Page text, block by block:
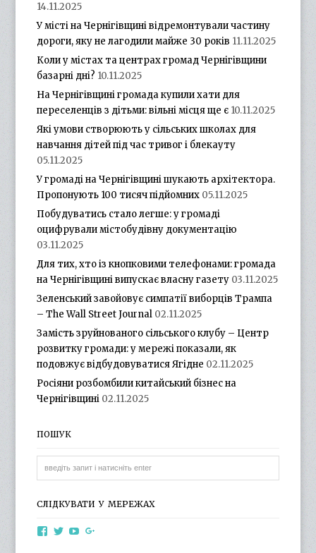
14.11.2025
У місті на Чернігівщині відремонтували частину
дороги, яку не лагодили майже 30 років 11.11.2025
Коли у містах та центрах громад Чернігівщини
базарні дні? 10.11.2025
На Чернігівщині громада купили хати для
переселенців з дітьми: вільні місця ще є 10.11.2025
Які умови створюють у сільських школах для
навчання дітей під час тривог і блекауту
05.11.2025
У громаді на Чернігівщині шукають архітектора.
Пропонують 100 тисяч підйомних 05.11.2025
Побудуватись стало легше: у громаді
оцифрували містобудівну документацію
03.11.2025
Для тих, хто із кнопковими телефонами: громада
на Чернігівщині випускає власну газету 03.11.2025
Зеленський завойовує симпатії виборців Трампа
– The Wall Street Journal 02.11.2025
Замість зруйнованого сільського клубу – Центр
розвитку громади: у мережі показали, як
подовжує відбудовуватися Ягідне 02.11.2025
Росіяни розбомбили китайський бізнес на
Чернігівщині 02.11.2025
ПОШУК
СЛІДКУВАТИ У МЕРЕЖАХ
ViewViewView